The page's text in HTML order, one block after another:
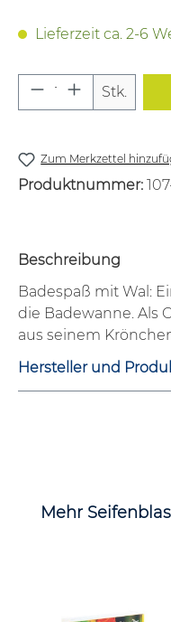
Lieferzeit ca. 2-6
ProduktStk.
Zum Merkzettel
Produktnummer:
Beschreibung
Badespaß mit Wal:
die Badewanne. Als
aus seinem
Hersteller und
Produktgalerie
Mehr